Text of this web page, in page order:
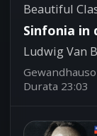
Beautiful
Sinfonia in
Ludwig Van
Durata 23:03